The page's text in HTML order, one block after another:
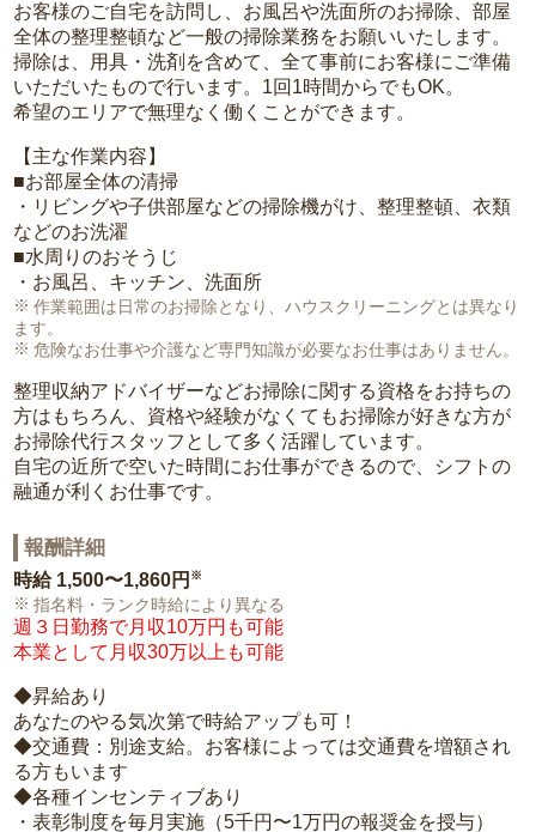
お客様のご自宅を訪問し、お風呂や洗面所のお掃除、部屋
全体の整理整頓など一般の掃除業務をお願いいたします。
掃除は、用具・洗剤を含めて、全て事前にお客様にご準備
いただいたもので行います。1回1時間からでもOK。
希望のエリアで無理なく働くことができます。
【主な作業内容】
■お部屋全体の清掃
・リビングや子供部屋などの掃除機がけ、整理整頓、衣類
などのお洗濯
■水周りのおそうじ
・お風呂、キッチン、洗面所
作業範囲は日常のお掃除となり、ハウスクリーニングとは異なり
ます。
危険なお仕事や介護など専門知識が必要なお仕事はありません。
整理収納アドバイザーなどお掃除に関する資格をお持ちの
方はもちろん、資格や経験がなくてもお掃除が好きな方が
お掃除代行スタッフとして多く活躍しています。
自宅の近所で空いた時間にお仕事ができるので、シフトの
融通が利くお仕事です。
報酬詳細
時給 1,500〜1,860円 ※
指名料・ランク時給により異なる
週３日勤務で月収10万円も可能
本業として月収30万以上も可能
◆昇給あり
あなたのやる気次第で時給アップも可！
◆交通費：別途支給。お客様によっては交通費を増額され
る方もいます
◆各種インセンティブあり
・表彰制度を毎月実施（5千円〜1万円の報奨金を授与）